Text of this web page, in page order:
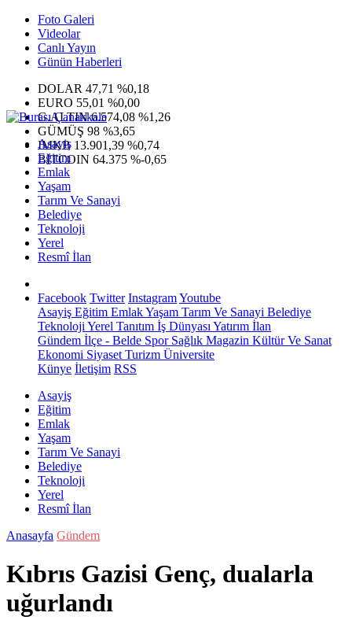
Foto Galeri
Videolar
Canlı Yayın
Günün Haberleri
DOLAR 47,71 %0,18
EURO 55,01 %0,00
G.ALTIN6.574,08 %1,26
GÜMÜŞ 98 %3,65
IMKB 13.901,39 %0,74
BITCOIN 64.375 %-0,65
Asayiş
Eğitim
Emlak
Yaşam
Tarım Ve Sanayi
Belediye
Teknoloji
Yerel
Resmî İlan
Facebook Twitter InstagramYoutube
Asayiş Eğitim EmlakYaşam Tarım Ve Sanayi Belediye
Teknoloji Yerel Tanıtım İş Dünyası Yatırım İlan
Gündem İlçe - Belde SporSağlık Magazin Kültür Ve Sanat
Ekonomi Siyaset Turizm Üniversite
Künye İletişim RSS
Asayiş
Eğitim
Emlak
Yaşam
Tarım Ve Sanayi
Belediye
Teknoloji
Yerel
Resmî İlan
Anasayfa Gündem
Kıbrıs Gazisi Genç, dualarla
uğurlandı